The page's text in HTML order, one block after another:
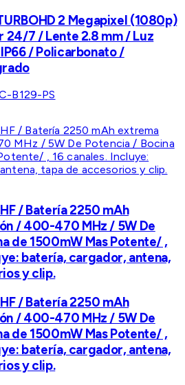
2 Megapixel (1080p)
24/7 / Lente 2.8 mm / Luz
/ Policarbonato /
B129-PS
/ Batería 2250 mAh
/ 400-470 MHz / 5W De
de 1500mW Mas Potente/ ,
batería, cargador, antena,
y clip.
/ Batería 2250 mAh
/ 400-470 MHz / 5W De
de 1500mW Mas Potente/ ,
batería, cargador, antena,
y clip.